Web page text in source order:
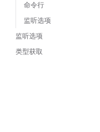
命令行
监听选项
监听选项
类型获取